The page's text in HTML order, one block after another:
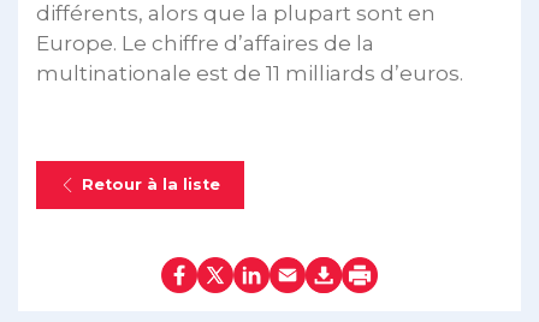
différents, alors que la plupart sont en
Europe. Le chiffre d’affaires de la
multinationale est de 11 milliards d’euros.
Retour à la liste